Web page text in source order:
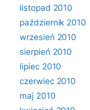
listopad 2010
październik 2010
wrzesień 2010
sierpień 2010
lipiec 2010
czerwiec 2010
maj 2010